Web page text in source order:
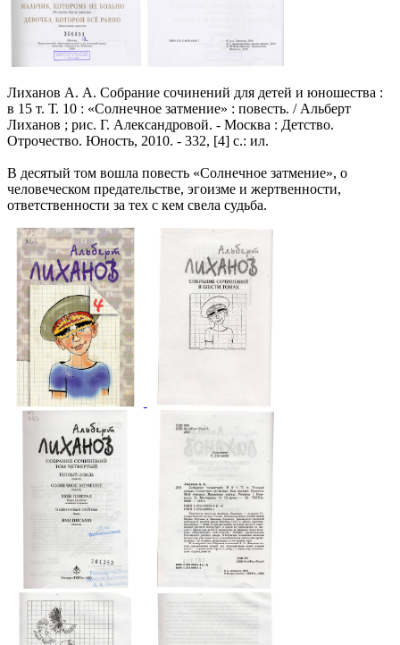
Лиханов А. А. Собрание сочинений для детей и юношества :
в 15 т. Т. 10 : «Солнечное затмение» : повесть. / Альберт
Лиханов ; рис. Г. Александровой. - Москва : Детство.
Отрочество. Юность, 2010. - 332, [4] с.: ил.
В десятый том вошла повесть «Солнечное затмение», о
человеческом предательстве, эгоизме и жертвенности,
ответственности за тех с кем свела судьба.